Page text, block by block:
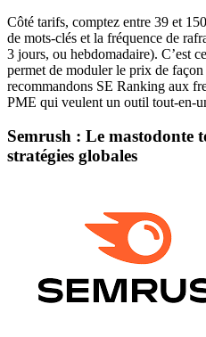
Côté tarifs, comptez entre 39 et
de mots-clés et la fréquence de
3 jours, ou hebdomadaire). C’est
permet de moduler le prix de
recommandons SE Ranking aux
PME qui veulent un outil tout-en-
Semrush : Le mastodonte
stratégies globales